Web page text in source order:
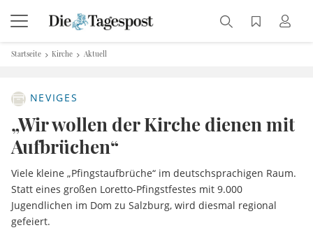
Startseite Kirche Aktuell
NEVIGES
„Wir wollen der Kirche dienen mit
Aufbrüchen“
Viele kleine „Pfingstaufbrüche“ im deutschsprachigen Raum.
Statt eines großen Loretto-Pfingstfestes mit 9.000
Jugendlichen im Dom zu Salzburg, wird diesmal regional
gefeiert.